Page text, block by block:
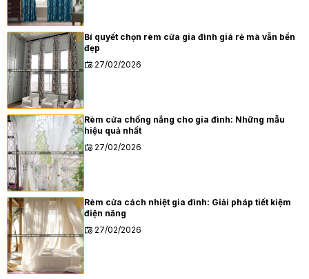
Bí quyết chọn rèm cửa gia đình giá rẻ mà vẫn bền
đẹp
27/02/2026
Rèm cửa chống nắng cho gia đình: Những mẫu
hiệu quả nhất
27/02/2026
Rèm cửa cách nhiệt gia đình: Giải pháp tiết kiệm
điện năng
27/02/2026